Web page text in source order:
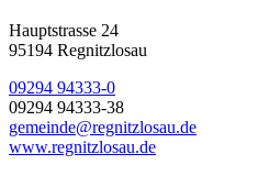
Hauptstrasse 24
95194 Regnitzlosau
09294 94333-0
09294 94333-38
gemeinde@regnitzlosau.de
www.regnitzlosau.de